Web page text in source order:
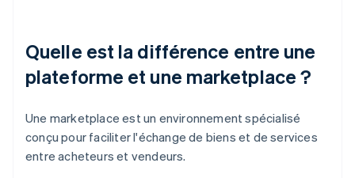
Quelle est la différence entre une
plateforme et une marketplace ?
Une marketplace est un environnement spécialisé
conçu pour faciliter l'échange de biens et de services
entre acheteurs et vendeurs.